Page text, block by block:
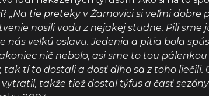
„Na tie preteky v Žarnovici si veľmi
nosili vodu z nejakej studne. Pili
nás veľkú oslavu. Jedenia a pitia bola
nič nebolo, asi sme to tou
tak tí to dostali a dosť dlho sa z toho
takže tiež dostal týfus a časť sezóny